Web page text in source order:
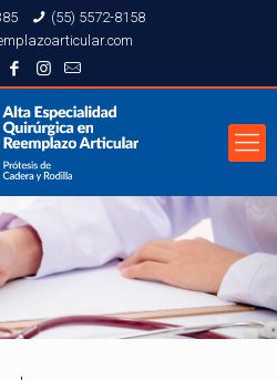
(55) 5572-8158